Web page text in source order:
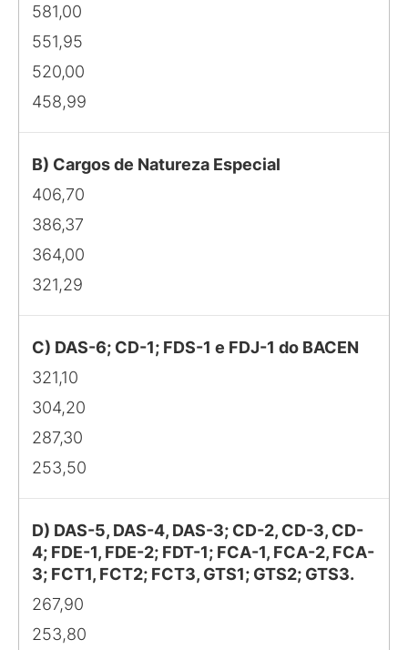
581,00
551,95
520,00
458,99
B) Cargos de Natureza Especial
406,70
386,37
364,00
321,29
C) DAS-6; CD-1; FDS-1 e FDJ-1 do BACEN
321,10
304,20
287,30
253,50
D) DAS-5, DAS-4, DAS-3; CD-2, CD-3, CD-
4; FDE-1, FDE-2; FDT-1; FCA-1, FCA-2, FCA-
3; FCT1, FCT2; FCT3, GTS1; GTS2; GTS3.
267,90
253,80